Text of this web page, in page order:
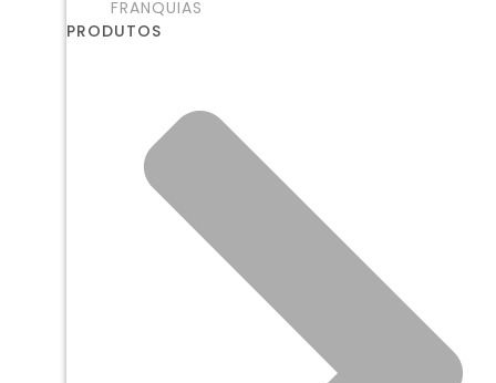
FRANQUIAS
PRODUTOS